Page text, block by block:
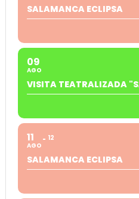
SALAMANCA ECLIPSA
09
AGO
VISITA TEATRALIZADA
11
AGO
12
SALAMANCA ECLIPSA